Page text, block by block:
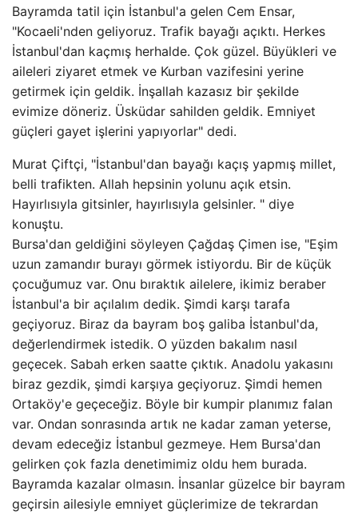
Bayramda tatil için İstanbul'a gelen Cem Ensar,
"Kocaeli'nden geliyoruz. Trafik bayağı açıktı. Herkes
İstanbul'dan kaçmış herhalde. Çok güzel. Büyükleri ve
aileleri ziyaret etmek ve Kurban vazifesini yerine
getirmek için geldik. İnşallah kazasız bir şekilde
evimize döneriz. Üsküdar sahilden geldik. Emniyet
güçleri gayet işlerini yapıyorlar" dedi.
Murat Çiftçi, "İstanbul'dan bayağı kaçış yapmış millet,
belli trafikten. Allah hepsinin yolunu açık etsin.
Hayırlısıyla gitsinler, hayırlısıyla gelsinler. " diye
konuştu.
Bursa'dan geldiğini söyleyen Çağdaş Çimen ise, "Eşim
uzun zamandır burayı görmek istiyordu. Bir de küçük
çocuğumuz var. Onu bıraktık ailelere, ikimiz beraber
İstanbul'a bir açılalım dedik. Şimdi karşı tarafa
geçiyoruz. Biraz da bayram boş galiba İstanbul'da,
değerlendirmek istedik. O yüzden bakalım nasıl
geçecek. Sabah erken saatte çıktık. Anadolu yakasını
biraz gezdik, şimdi karşıya geçiyoruz. Şimdi hemen
Ortaköy'e geçeceğiz. Böyle bir kumpir planımız falan
var. Ondan sonrasında artık ne kadar zaman yeterse,
devam edeceğiz İstanbul gezmeye. Hem Bursa'dan
gelirken çok fazla denetimimiz oldu hem burada.
Bayramda kazalar olmasın. İnsanlar güzelce bir bayram
geçirsin ailesiyle emniyet güçlerimize de tekrardan